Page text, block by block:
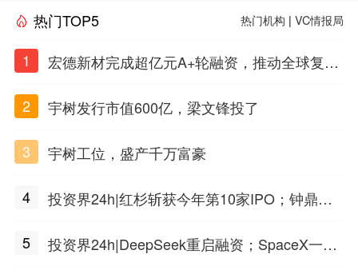
热门TOP5 热门机构 |VC情报局
1
宏德新材完成超亿元A+轮融资，推动全球复合
2
宇树发行市值600亿，梁文锋投了
3 宇树工位，盛产千万富豪
4
投资界24h|红杉斩获今年第10家IPO；钟鼎投
水
5
投资界24h|DeepSeek重启融资；SpaceX一夜